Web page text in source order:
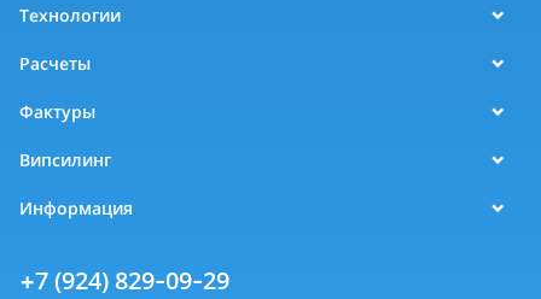
Технологии
Расчеты
Фактуры
Випсилинг
Информация
+7 (924) 829-09-29